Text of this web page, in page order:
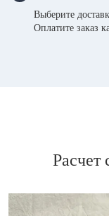
Выберите
Оплатите заказ
Расчет